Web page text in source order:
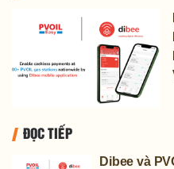
ĐỌC TIẾP
Dibee và